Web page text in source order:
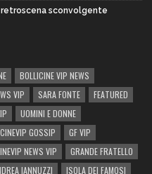
retroscena sconvolgente
BOLLICINE VIP NEWS
VIP SARA FONTE
FEATURED
UOMINI E DONNE
GOSSIP
GF VIP
NEWS VIP
GRANDE FRATELLO
IANNUZZI ISOLA DEI FAMOSI